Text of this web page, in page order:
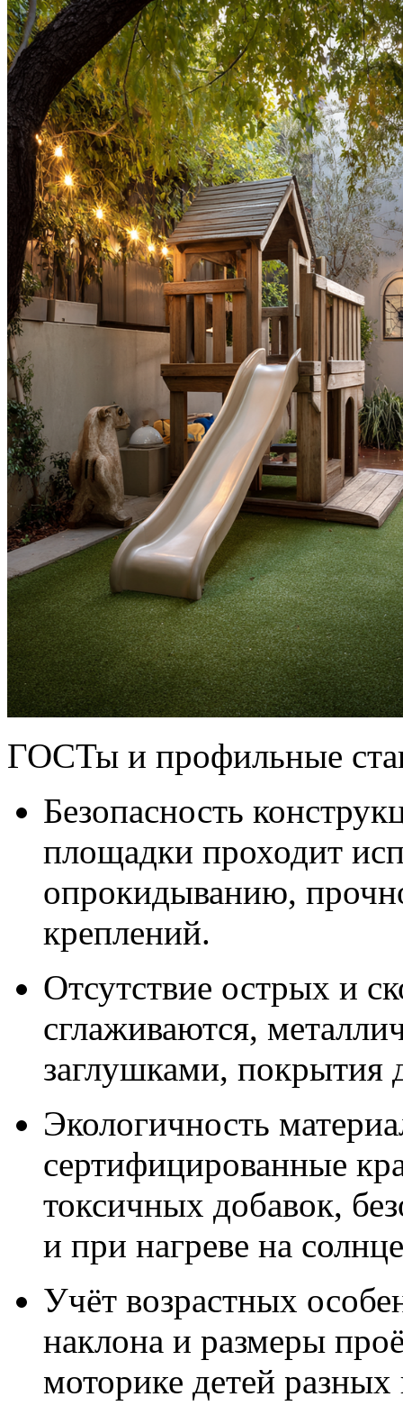
ГОСТы и профильные
Безопасность
площадки проходит
опрокидыванию,
креплений.
Отсутствие острых и
сглаживаются,
заглушками, покрытия
Экологичность
сертифицированные
токсичных добавок,
и при нагреве на
Учёт возрастных
наклона и размеры
моторике детей